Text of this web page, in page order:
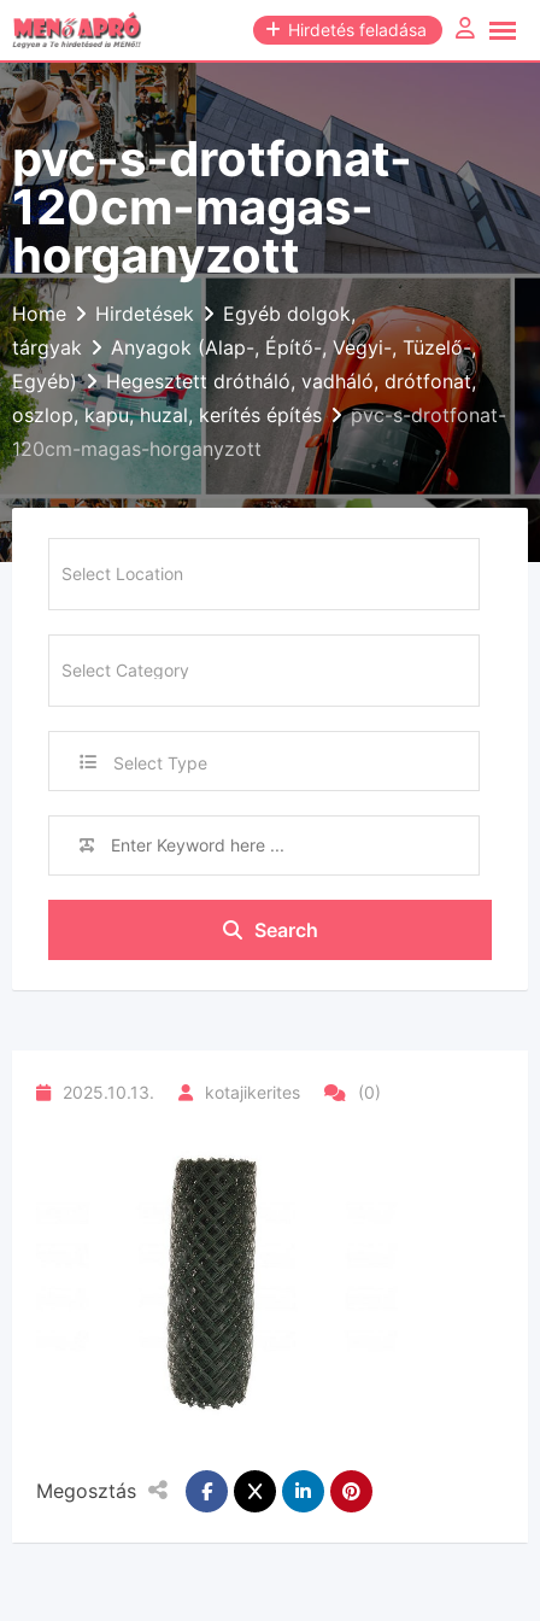
Skip
to
content
Hirdetés feladása
pvc-s-drotfonat-
120cm-magas-
horganyzott
Home Hirdetések
Egyéb dolgok,
tárgyak
Anyagok (Alap-, Építő-, Vegyi-, Tüzelő-,
Egyéb)
Hegesztett drótháló, vadháló, drótfonat,
oszlop, kapu, huzal, kerítés építés
pvc-s-drotfonat-
120cm-magas-horganyzott
Select Type
Search
2025.10.13. kotajikerites (0)
Megosztás